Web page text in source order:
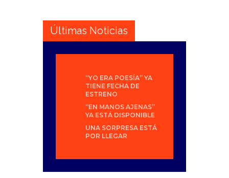
Últimas Noticias
“YO ERA POESÍA” YA
TIENE FECHA DE
ESTRENO
“EN MANOS AJENAS”
YA ESTÁ DISPONIBLE
UNA SORPRESA ESTÁ
POR LLEGAR